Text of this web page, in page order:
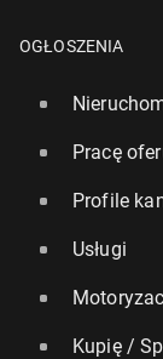
OGŁOSZENIA
Pracę
Profile
Usługi
Kupię /